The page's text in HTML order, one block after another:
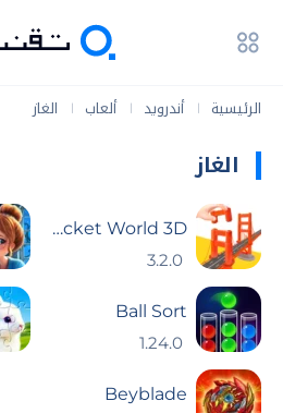
الرئيسية | أندرويد | ألعاب | الغاز
الغاز
Pocket World 3D
Ball Sort
Beyblade